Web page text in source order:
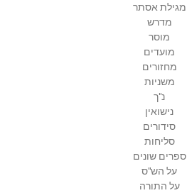
מגילת אסתר
מדרש
מוסר
מועדים
מחזורים
משניות
נ"ך
נישואין
סידורים
סליחות
ספרים שונים
על הש"ס
על התורה